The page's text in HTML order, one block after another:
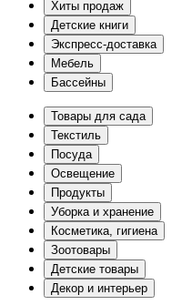
Хиты продаж
Детские книги
Экспресс-доставка
Мебель
Бассейны
Товары для сада
Текстиль
Посуда
Освещение
Продукты
Уборка и хранение
Косметика, гигиена
Зоотовары
Детские товары
Декор и интерьер